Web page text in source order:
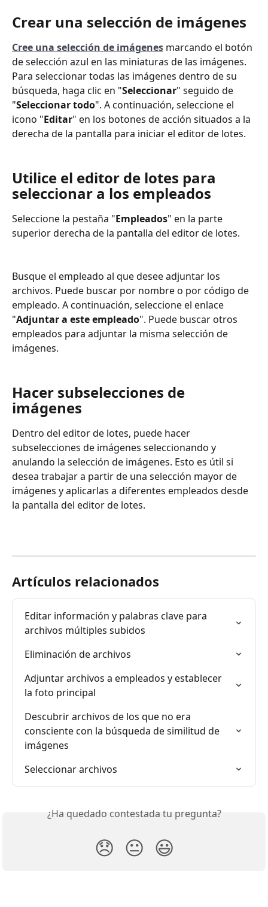
Crear una selección de imágenes
Cree una selección de imágenes marcando el botón
de selección azul en las miniaturas de las imágenes.
Para seleccionar todas las imágenes dentro de su
búsqueda, haga clic en "Seleccionar" seguido de
"Seleccionar todo". A continuación, seleccione el
icono "Editar" en los botones de acción situados a la
derecha de la pantalla para iniciar el editor de lotes.
Utilice el editor de lotes para
seleccionar a los empleados
Seleccione la pestaña "Empleados" en la parte
superior derecha de la pantalla del editor de lotes.
Busque el empleado al que desee adjuntar los
archivos. Puede buscar por nombre o por código de
empleado. A continuación, seleccione el enlace
"Adjuntar a este empleado". Puede buscar otros
empleados para adjuntar la misma selección de
imágenes.
Hacer subselecciones de
imágenes
Dentro del editor de lotes, puede hacer
subselecciones de imágenes seleccionando y
anulando la selección de imágenes. Esto es útil si
desea trabajar a partir de una selección mayor de
imágenes y aplicarlas a diferentes empleados desde
la pantalla del editor de lotes.
Artículos relacionados
Editar información y palabras clave para
archivos múltiples subidos
Eliminación de archivos
Adjuntar archivos a empleados y establecer
la foto principal
Descubrir archivos de los que no era
consciente con la búsqueda de similitud de
imágenes
Seleccionar archivos
¿Ha quedado contestada tu pregunta?
😞 😐 😃